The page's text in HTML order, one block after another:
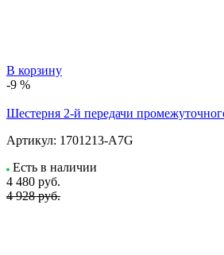
В корзину
-9 %
Шестерня 2-й передачи
Артикул: 1701213-A7G
Есть в наличии
4 480 руб.
4 928 руб.